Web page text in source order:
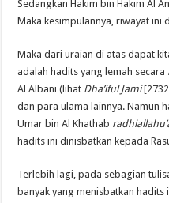
Sedangkan Hakim bin Hakim Al
Maka kesimpulannya, riwayat ini
Maka dari uraian di atas dapat
adalah hadits yang lemah secara
Al Albani (lihat Dha’iful Jami
dan para ulama lainnya. Namun
Umar bin Al Khathab
hadits ini dinisbatkan kepada
Terlebih lagi, pada sebagian
banyak yang menisbatkan hadits